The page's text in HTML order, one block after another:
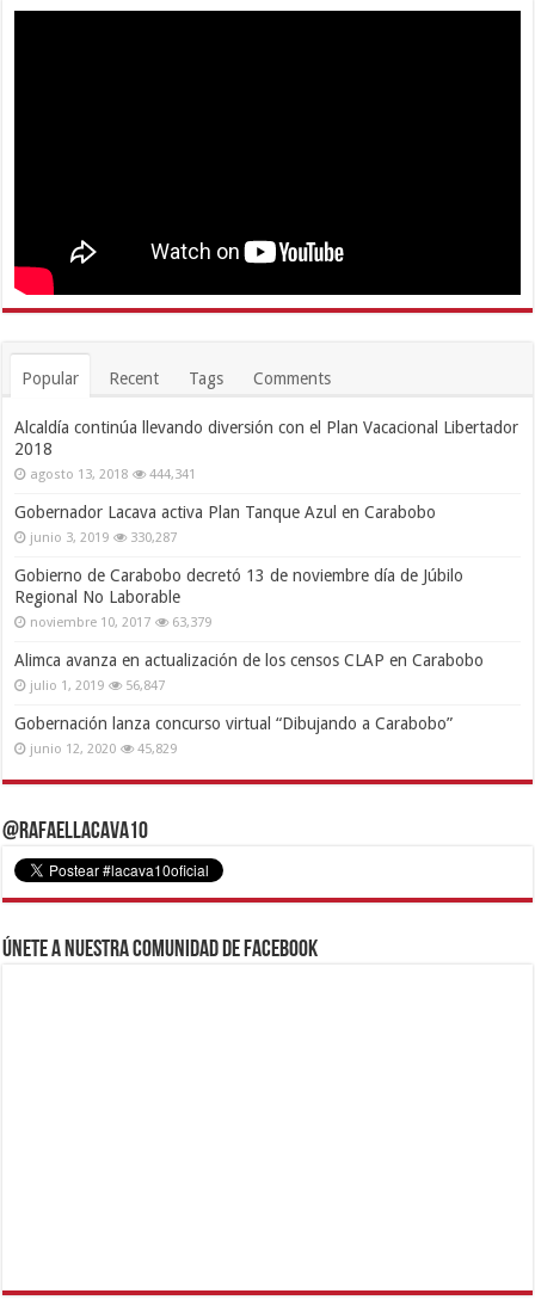
Popular Recent Tags Comments
Alcaldía continúa llevando diversión con el Plan Vacacional Libertador
2018
agosto 13, 2018 444,341
Gobernador Lacava activa Plan Tanque Azul en Carabobo
junio 3, 2019 330,287
Gobierno de Carabobo decretó 13 de noviembre día de Júbilo
Regional No Laborable
noviembre 10, 2017 63,379
Alimca avanza en actualización de los censos CLAP en Carabobo
julio 1, 2019 56,847
Gobernación lanza concurso virtual “Dibujando a Carabobo”
junio 12, 2020 45,829
@RafaelLacava10
Únete a nuestra comunidad de Facebook